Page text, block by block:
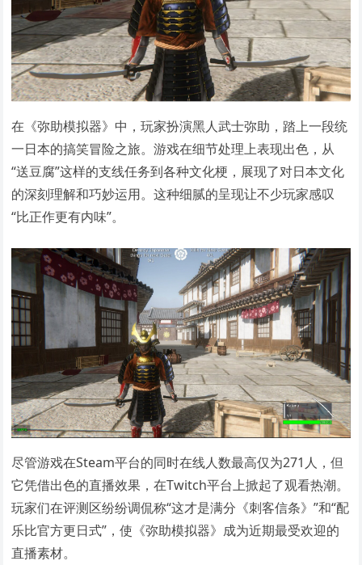
在《弥助模拟器》中，玩家扮演黑人武士弥助，踏上一段统
一日本的搞笑冒险之旅。游戏在细节处理上表现出色，从
“送豆腐”这样的支线任务到各种文化梗，展现了对日本文化
的深刻理解和巧妙运用。这种细腻的呈现让不少玩家感叹
“比正作更有内味”。
尽管游戏在Steam平台的同时在线人数最高仅为271人，但
它凭借出色的直播效果，在Twitch平台上掀起了观看热潮。
玩家们在评测区纷纷调侃称“这才是满分《刺客信条》”和“配
乐比官方更日式”，使《弥助模拟器》成为近期最受欢迎的
直播素材。